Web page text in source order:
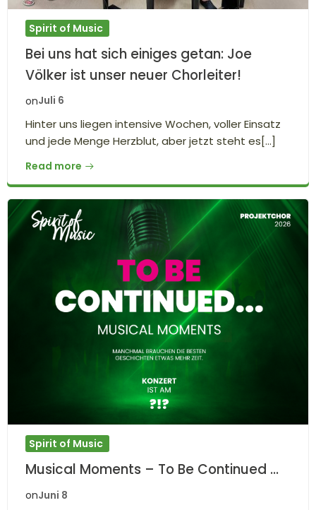
Spirit of Music
Bei uns hat sich einiges getan: Joe
Völker ist unser neuer Chorleiter!
onJuli 6
Hinter uns liegen intensive Wochen, voller Einsatz
und jede Menge Herzblut, aber jetzt steht es[…]
Read more
Spirit of Music
Musical Moments – To Be Continued …
onJuni 8